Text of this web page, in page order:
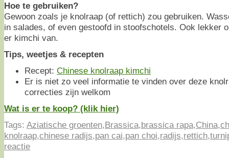
Hoe te gebruiken?
Gewoon zoals je knolraap (of rettich) zou gebruiken.
in salades, of even gestoofd in stoofschotels. Ook lekker
er kimchi van.
Tips, weetjes & recepten
Recept: Chinese knolraap kimchi
Er is niet zo veel informatie te vinden over deze
correcties zijn welkom
Wat is er te koop? (klik hier)
Tags: Aziatische groenten,Brassica,brassica rapa,China,
knolraap,chinese radijs,pan cai,pan choi,radijs,rettich,
reactie